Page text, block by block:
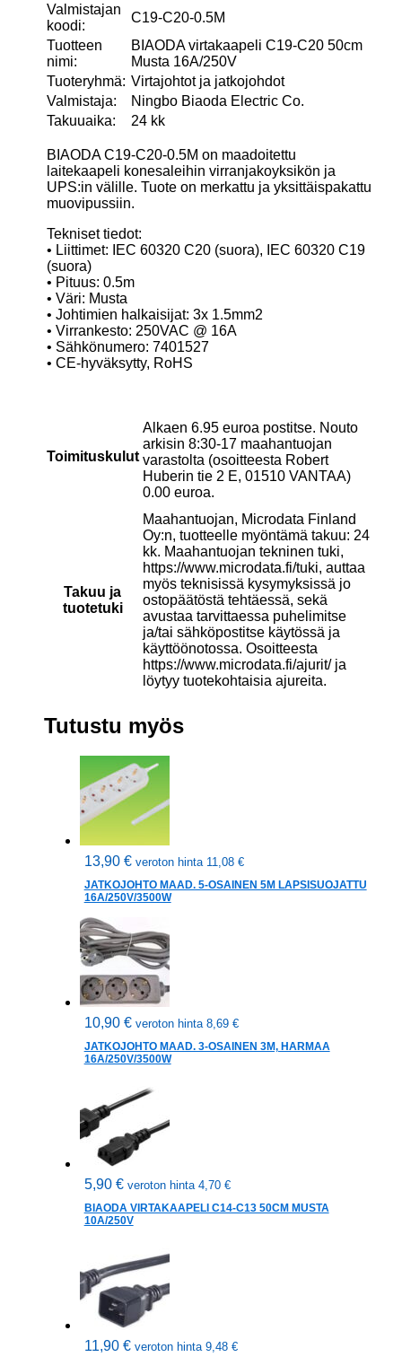
Valmistajan
koodi:
C19-C20-0.5M
Tuotteen
nimi:
BIAODA virtakaapeli C19-C20 50cm
Musta 16A/250V
Tuoteryhmä: Virtajohtot ja jatkojohdot
Valmistaja:
Ningbo Biaoda Electric Co.
Takuuaika:
24 kk
BIAODA C19-C20-0.5M on maadoitettu
laitekaapeli konesaleihin virranjakoyksikön ja
UPS:in välille. Tuote on merkattu ja yksittäispakattu
muovipussiin.
Tekniset tiedot:
• Liittimet: IEC 60320 C20 (suora), IEC 60320 C19
(suora)
• Pituus: 0.5m
• Väri: Musta
• Johtimien halkaisijat: 3x 1.5mm2
• Virrankesto: 250VAC @ 16A
• Sähkönumero: 7401527
• CE-hyväksytty, RoHS
Toimituskulut
Alkaen 6.95 euroa postitse. Nouto
arkisin 8:30-17 maahantuojan
varastolta (osoitteesta Robert
Huberin tie 2 E, 01510 VANTAA)
0.00 euroa.
Takuu ja
tuotetuki
Maahantuojan, Microdata Finland
Oy:n, tuotteelle myöntämä takuu: 24
kk. Maahantuojan tekninen tuki,
https://www.microdata.fi/tuki, auttaa
myös teknisissä kysymyksissä jo
ostopäätöstä tehtäessä, sekä
avustaa tarvittaessa puhelimitse
ja/tai sähköpostitse käytössä ja
käyttöönotossa. Osoitteesta
https://www.microdata.fi/ajurit/ ja
löytyy tuotekohtaisia ajureita.
Tutustu myös
13,90 € veroton hinta 11,08 €
JATKOJOHTO MAAD. 5-OSAINEN 5M LAPSISUOJATTU
16A/250V/3500W
10,90 € veroton hinta 8,69 €
JATKOJOHTO MAAD. 3-OSAINEN 3M, HARMAA
16A/250V/3500W
5,90 € veroton hinta 4,70 €
BIAODA VIRTAKAAPELI C14-C13 50CM MUSTA
10A/250V
11,90 € veroton hinta 9,48 €